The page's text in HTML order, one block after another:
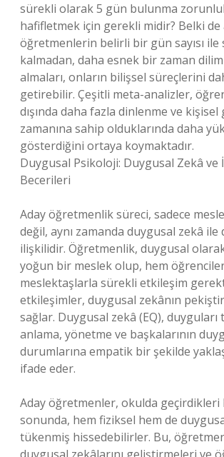
sürekli olarak 5 gün bulunma
hafifletmek için gerekli midir? Belki de
öğretmenlerin belirli bir gün sayısı ile
kalmadan, daha esnek bir zaman
almaları, onların bilişsel süreçlerini
getirebilir. Çeşitli meta-analizler,
dışında daha fazla dinlenme ve kişisel
zamanına sahip olduklarında daha
gösterdiğini ortaya koymaktadır.
Duygusal Psikoloji: Duygusal Zekâ ve
Becerileri
Aday öğretmenlik süreci, sadece
değil, aynı zamanda duygusal zekâ ile
ilişkilidir. Öğretmenlik, duygusal
yoğun bir meslek olup, hem
meslektaşlarla sürekli etkileşim
etkileşimler, duygusal zekânın
sağlar. Duygusal zekâ (EQ), duyguları
anlama, yönetme ve başkalarının
durumlarına empatik bir şekilde
ifade eder.
Aday öğretmenler, okulda
sonunda, hem fiziksel hem de
tükenmiş hissedebilirler. Bu,